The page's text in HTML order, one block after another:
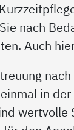
nach
Auch
in
wertvolle